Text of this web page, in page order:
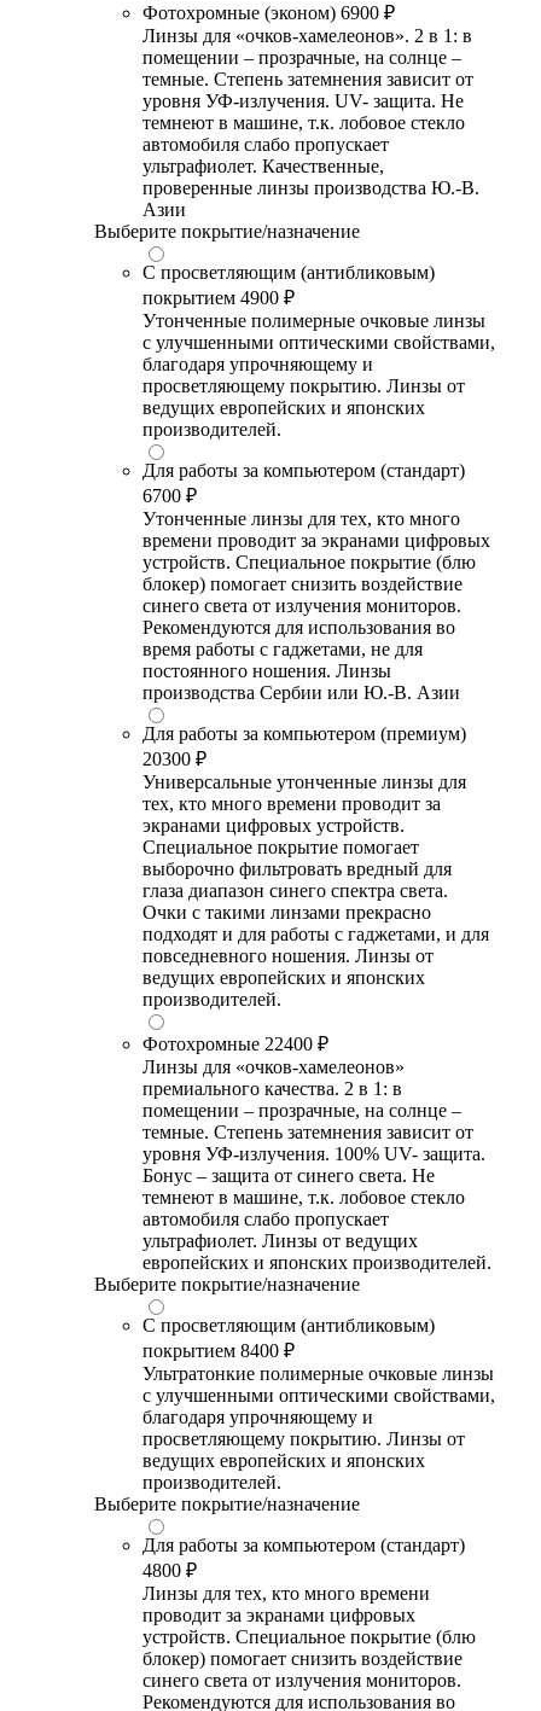
Фотохромные (эконом) 6900 ₽
Линзы для «очков-хамелеонов». 2 в 1: в
помещении – прозрачные, на солнце –
темные. Степень затемнения зависит от
уровня УФ-излучения. UV- защита. Не
темнеют в машине, т.к. лобовое стекло
автомобиля слабо пропускает
ультрафиолет. Качественные,
проверенные линзы производства Ю.-В.
Азии
Выберите покрытие/назначение
С просветляющим (антибликовым)
покрытием 4900 ₽
Утонченные полимерные очковые линзы
с улучшенными оптическими свойствами,
благодаря упрочняющему и
просветляющему покрытию. Линзы от
ведущих европейских и японских
производителей.
Для работы за компьютером (стандарт)
6700 ₽
Утонченные линзы для тех, кто много
времени проводит за экранами цифровых
устройств. Специальное покрытие (блю
блокер) помогает снизить воздействие
синего света от излучения мониторов.
Рекомендуются для использования во
время работы с гаджетами, не для
постоянного ношения. Линзы
производства Сербии или Ю.-В. Азии
Для работы за компьютером (премиум)
20300 ₽
Универсальные утонченные линзы для
тех, кто много времени проводит за
экранами цифровых устройств.
Специальное покрытие помогает
выборочно фильтровать вредный для
глаза диапазон синего спектра света.
Очки с такими линзами прекрасно
подходят и для работы с гаджетами, и для
повседневного ношения. Линзы от
ведущих европейских и японских
производителей.
Фотохромные 22400 ₽
Линзы для «очков-хамелеонов»
премиального качества. 2 в 1: в
помещении – прозрачные, на солнце –
темные. Степень затемнения зависит от
уровня УФ-излучения. 100% UV- защита.
Бонус – защита от синего света. Не
темнеют в машине, т.к. лобовое стекло
автомобиля слабо пропускает
ультрафиолет. Линзы от ведущих
европейских и японских производителей.
Выберите покрытие/назначение
С просветляющим (антибликовым)
покрытием 8400 ₽
Ультратонкие полимерные очковые линзы
с улучшенными оптическими свойствами,
благодаря упрочняющему и
просветляющему покрытию. Линзы от
ведущих европейских и японских
производителей.
Выберите покрытие/назначение
Для работы за компьютером (стандарт)
4800 ₽
Линзы для тех, кто много времени
проводит за экранами цифровых
устройств. Специальное покрытие (блю
блокер) помогает снизить воздействие
синего света от излучения мониторов.
Рекомендуются для использования во